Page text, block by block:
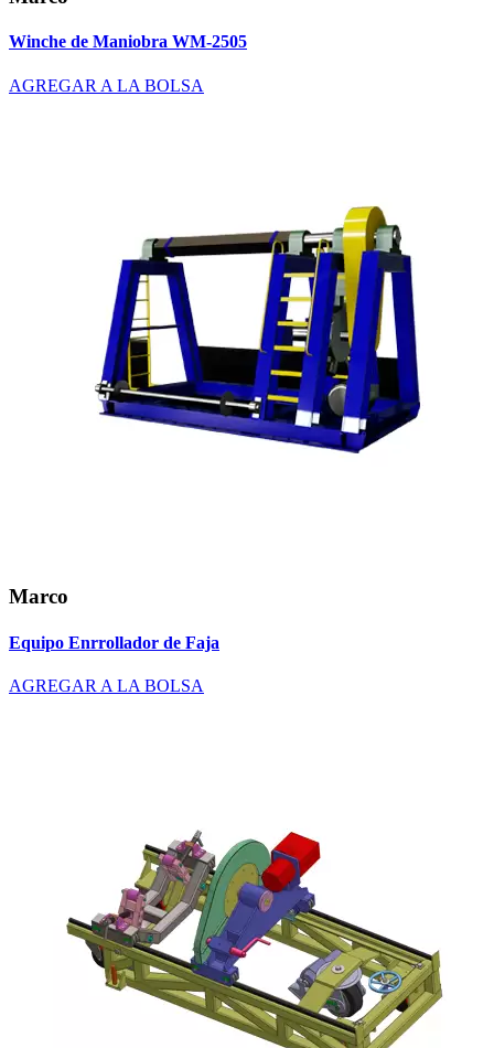
Winche de Maniobra WM-2505
AGREGAR A LA BOLSA
Marco
Equipo Enrrollador de Faja
AGREGAR A LA BOLSA